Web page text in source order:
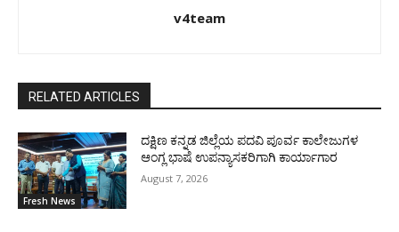
v4team
RELATED ARTICLES
Fresh News
ದಕ್ಷಿಣ ಕನ್ನಡ ಜಿಲ್ಲೆಯ ಪದವಿ ಪೂರ್ವ ಕಾಲೇಜುಗಳ
ಆಂಗ್ಲ ಭಾಷೆ ಉಪನ್ಯಾಸಕರಿಗಾಗಿ ಕಾರ್ಯಾಗಾರ
August 7, 2026